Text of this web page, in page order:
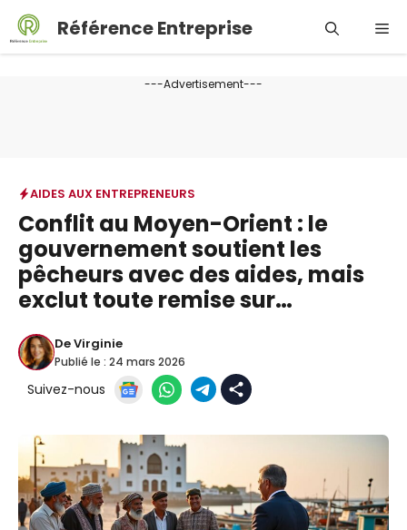
Aller
contenu
Référence Entreprise
---Advertisement---
AIDES AUX ENTREPRENEURS
Conflit au Moyen-Orient : le
gouvernement soutient les
pêcheurs avec des aides, mais
exclut toute remise sur…
DeVirginie
Publié le : 24 mars 2026
Suivez-nous